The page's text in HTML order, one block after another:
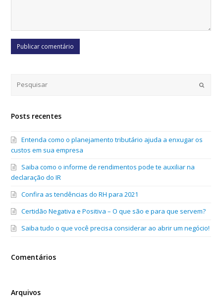
Submit
Posts recentes
Entenda como o planejamento tributário ajuda a enxugar os
custos em sua empresa
Saiba como o informe de rendimentos pode te auxiliar na
declaração do IR
Confira as tendências do RH para 2021
Certidão Negativa e Positiva – O que são e para que servem?
Saiba tudo o que você precisa considerar ao abrir um negócio!
Comentários
Arquivos